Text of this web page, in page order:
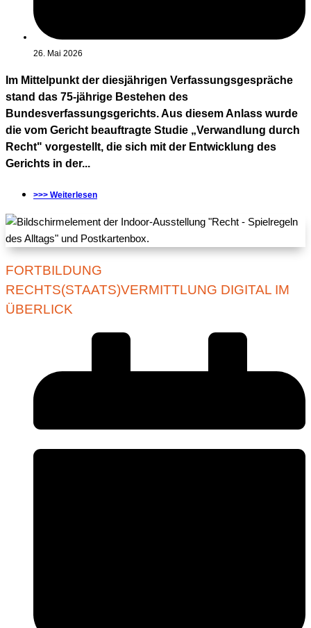
26. Mai 2026
Im Mittelpunkt der diesjährigen Verfassungsgespräche
stand das 75-jährige Bestehen des
Bundesverfassungsgerichts. Aus diesem Anlass wurde
die vom Gericht beauftragte Studie „Verwandlung durch
Recht" vorgestellt, die sich mit der Entwicklung des
Gerichts in der...
>>> Weiterlesen
FORTBILDUNG
RECHTS(STAATS)VERMITTLUNG DIGITAL IM
ÜBERLICK